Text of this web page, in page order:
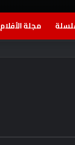
مجلة الأفلام